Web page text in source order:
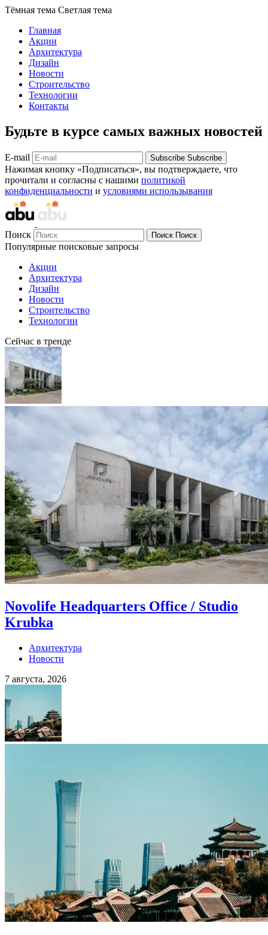
Тёмная тема Светлая тема
Главная
Акции
Архитектура
Дизайн
Новости
Строительство
Технологии
Контакты
Будьте в курсе самых важных новостей
E-mail Subscribe Subscribe
Нажимая кнопку «Подписаться», вы подтверждаете, что
прочитали и согласны с нашими политикой
конфиденциальности и условиями использывания
Поиск Поиск Поиск
Популярные поисковые запросы
Акции
Архитектура
Дизайн
Новости
Строительство
Технологии
Сейчас в тренде
Novolife Headquarters Office / Studio
Krubka
Архитектура
Новости
7 августа, 2026